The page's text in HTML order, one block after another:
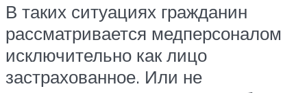
В таких ситуациях гражданин
рассматривается медперсоналом
исключительно как лицо
застрахованное. Или не